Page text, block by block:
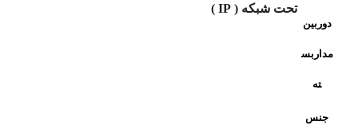
دوربین
مداربس
ته
تحت شبکه ( IP )
جنس